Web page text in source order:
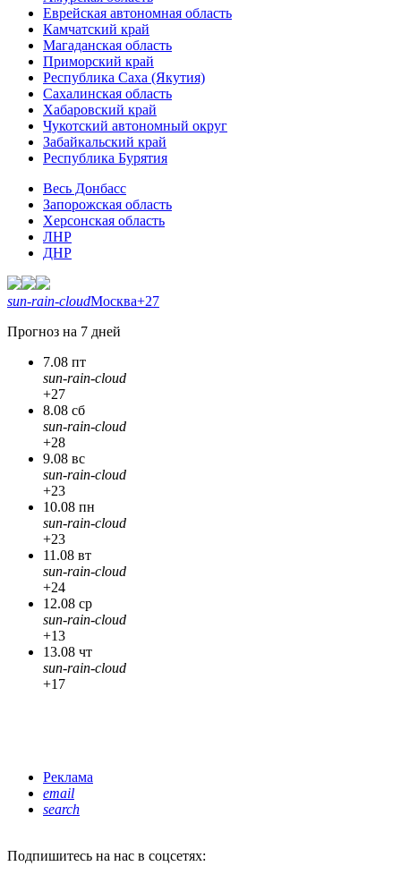
Еврейская автономная область
Камчатский край
Магаданская область
Приморский край
Республика Саха (Якутия)
Сахалинская область
Хабаровский край
Чукотский автономный округ
Забайкальский край
Республика Бурятия
Весь Донбасс
Запорожская область
Херсонская область
ЛНР
ДНР
sun-rain-cloudМосква+27
Прогноз на 7 дней
7.08 пт
sun-rain-cloud
+27
8.08 сб
sun-rain-cloud
+28
9.08 вс
sun-rain-cloud
+23
10.08 пн
sun-rain-cloud
+23
11.08 вт
sun-rain-cloud
+24
12.08 ср
sun-rain-cloud
+13
13.08 чт
sun-rain-cloud
+17
Реклама
email
search
Подпишитесь на нас в соцсетях: